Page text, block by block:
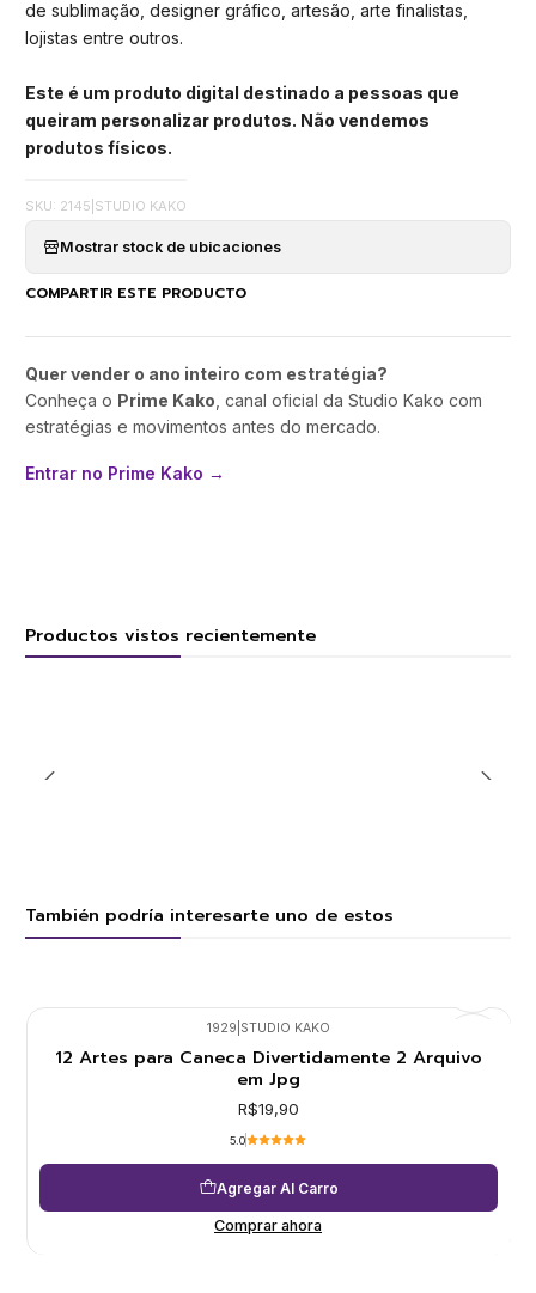
de sublimação, designer gráfico, artesão, arte finalistas,
lojistas entre outros.
Este é um produto digital destinado a pessoas que
queiram personalizar produtos. Não vendemos
produtos físicos.
SKU: 2145 STUDIO KAKO
Mostrar stock de ubicaciones
COMPARTIR ESTE PRODUCTO
Quer vender o ano inteiro com estratégia?
Conheça o Prime Kako , canal oficial da Studio Kako com
estratégias e movimentos antes do mercado.
Entrar no Prime Kako →
Productos vistos recientemente
También podría interesarte uno de estos
1929 STUDIO KAKO
12 Artes para Caneca Divertidamente 2 Arquivo
em Jpg
R$19,90
5.0
Agregar Al Carro
Comprar ahora